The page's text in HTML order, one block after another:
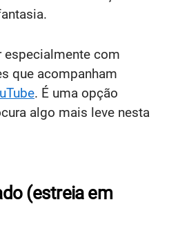
especialmente com
que acompanham
. É uma opção
algo mais leve nesta
(estreia em